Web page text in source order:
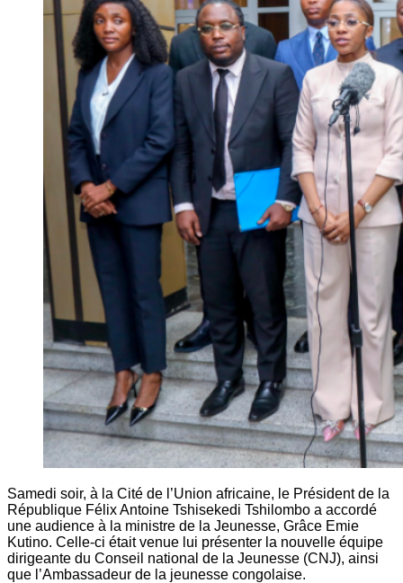
Samedi soir, à la Cité de l’Union africaine, le Président de la
République Félix Antoine Tshisekedi Tshilombo a accordé
une audience à la ministre de la Jeunesse, Grâce Emie
Kutino. Celle-ci était venue lui présenter la nouvelle équipe
dirigeante du Conseil national de la Jeunesse (CNJ), ainsi
que l’Ambassadeur de la jeunesse congolaise.